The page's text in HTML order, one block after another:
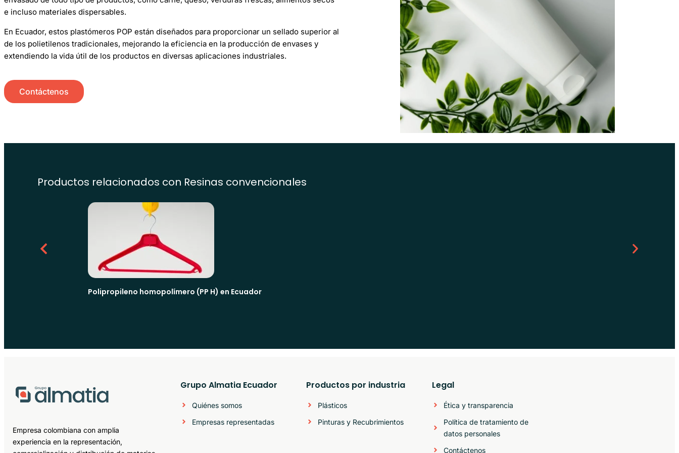
e incluso materiales dispersables.
En Ecuador, estos plastómeros POP están diseñados para proporcionar un sellado superior al
de los polietilenos tradicionales, mejorando la eficiencia en la producción de envases y
extendiendo la vida útil de los productos en diversas aplicaciones industriales.
Contáctenos
Productos relacionados con Resinas convencionales
Polipropileno homopolímero (PP H) en Ecuador
Empresa colombiana con amplia
experiencia en la representación,
Grupo Almatia Ecuador
Quiénes somos
Empresas representadas
Productos por industria
Plásticos
Pinturas y Recubrimientos
Legal
Ética y transparencia
Política de tratamiento de
datos personales
Contáctenos